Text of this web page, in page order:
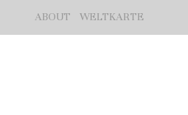
ABOUT WELTKARTE